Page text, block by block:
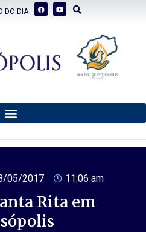
DO DIA
05/2017 11:06 am
Rita em